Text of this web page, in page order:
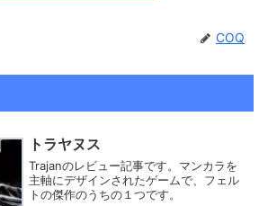
COQ
トラヤヌス
Trajanのレビュー記事です。マンカラを
主軸にデザインされたゲームで、フェル
トの傑作のうちの１つです。